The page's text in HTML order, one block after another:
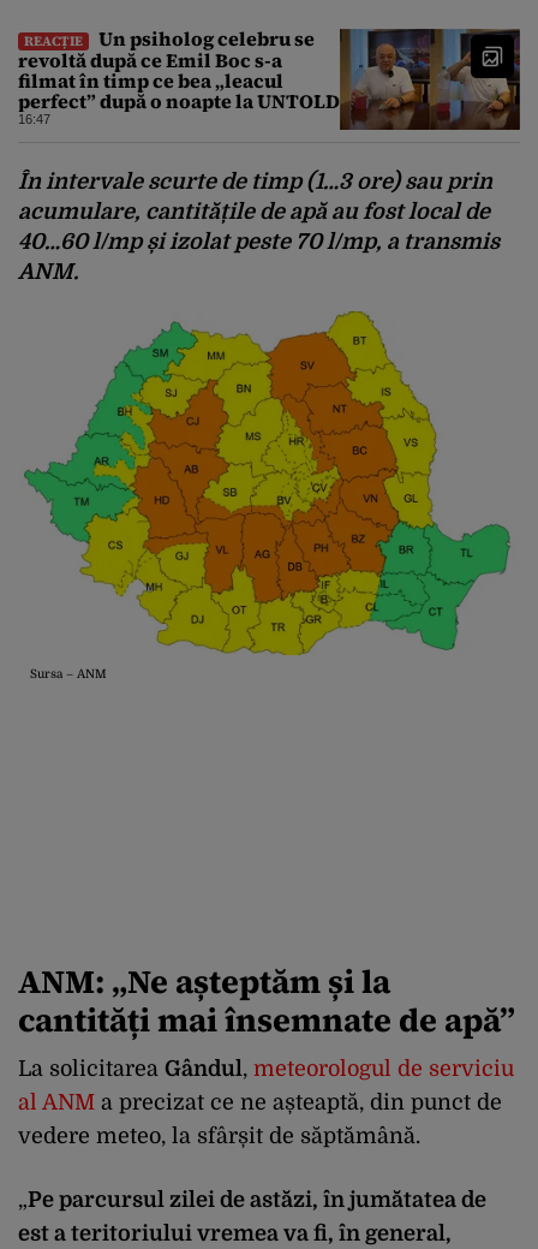
REACȚIE
Un psiholog celebru se
revoltă după ce Emil Boc s-a
filmat în timp ce bea „leacul
perfect” după o noapte la UNTOLD
16:47
În intervale scurte de timp (1…3 ore) sau prin
acumulare, cantitățile de apă au fost local de
40…60 l/mp și izolat peste 70 l/mp, a transmis
ANM.
Sursa – ANM
ANM: „Ne așteptăm și la
cantități mai însemnate de apă”
La solicitarea Gândul, meteorologul de serviciu
al ANM a precizat ce ne așteaptă, din punct de
vedere meteo, la sfârșit de săptămână.
„Pe parcursul zilei de astăzi, în jumătatea de
est a teritoriului vremea va fi, în general,